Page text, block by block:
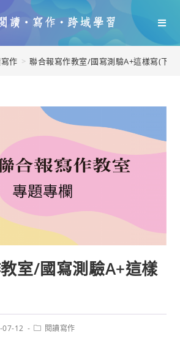
作 > 聯合報寫作教室/國寫測驗A+這樣寫(下)
室/國寫測驗A+這樣
07-12 閱讀寫作